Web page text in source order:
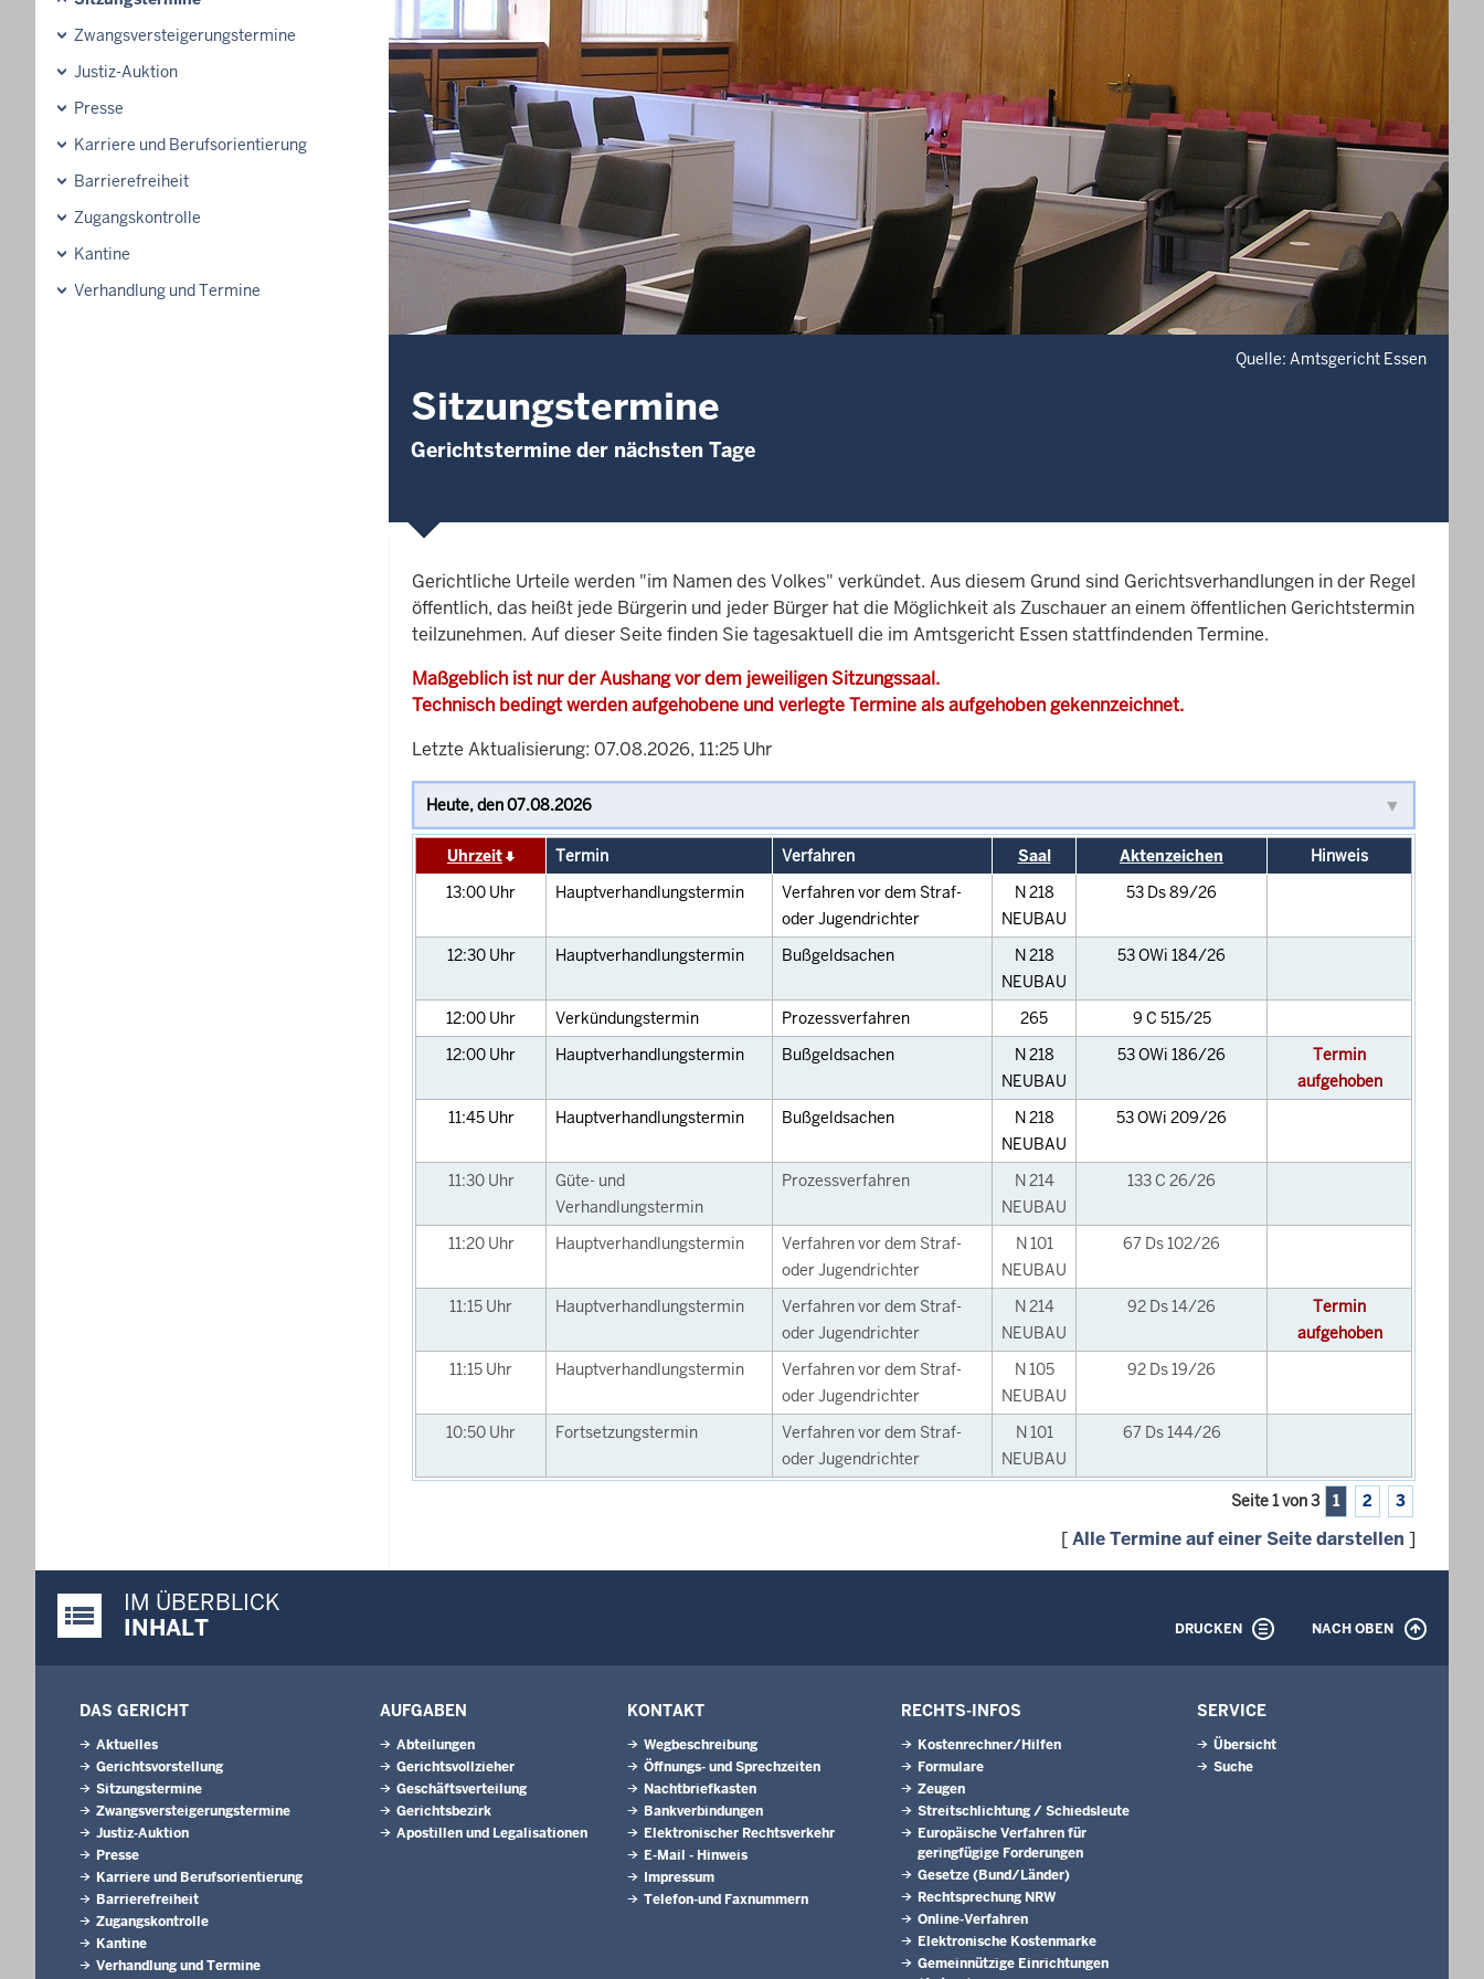
Zwangsversteigerungstermine
Justiz-Auktion
Presse
Karriere und Berufsorientierung
Barrierefreiheit
Zugangskontrolle
Kantine
Verhandlung und Termine
Quelle: Amtsgericht Essen
Sitzungstermine
Gerichtstermine der nächsten Tage
Gerichtliche Urteile werden "im Namen des Volkes" verkündet. Aus diesem Grund sind Gerichtsverhandlungen in der Regel
öffentlich, das heißt jede Bürgerin und jeder Bürger hat die Möglichkeit als Zuschauer an einem öffentlichen Gerichtstermin
teilzunehmen. Auf dieser Seite finden Sie tagesaktuell die im Amtsgericht Essen stattfindenden Termine.
Maßgeblich ist nur der Aushang vor dem jeweiligen Sitzungssaal.
Technisch bedingt werden aufgehobene und verlegte Termine als aufgehoben gekennzeichnet.
Letzte Aktualisierung: 07.08.2026, 11:25 Uhr
Uhrzeit Termin Verfahren Saal Aktenzeichen
Hinweis
13:00 Uhr Hauptverhandlungstermin
Verfahren vor dem Straf-
oder Jugendrichter
N 218
NEUBAU
53 Ds 89/26
12:30 Uhr Hauptverhandlungstermin Bußgeldsachen
N 218
NEUBAU
53 OWi 184/26
12:00 Uhr Verkündungstermin Prozessverfahren 265
9 C 515/25
12:00 Uhr Hauptverhandlungstermin Bußgeldsachen
N 218
NEUBAU
53 OWi 186/26
Termin
aufgehoben
11:45 Uhr Hauptverhandlungstermin Bußgeldsachen
N 218
NEUBAU
53 OWi 209/26
11:30 Uhr
Güte- und
Verhandlungstermin
Prozessverfahren
N 214
NEUBAU
133 C 26/26
11:20 Uhr Hauptverhandlungstermin
Verfahren vor dem Straf-
oder Jugendrichter
N 101
NEUBAU
67 Ds 102/26
11:15 Uhr Hauptverhandlungstermin
Verfahren vor dem Straf-
oder Jugendrichter
N 214
NEUBAU
92 Ds 14/26
Termin
aufgehoben
11:15 Uhr Hauptverhandlungstermin
Verfahren vor dem Straf-
oder Jugendrichter
N 105
NEUBAU
92 Ds 19/26
10:50 Uhr Fortsetzungstermin
Verfahren vor dem Straf-
oder Jugendrichter
N 101
NEUBAU
67 Ds 144/26
Seite 1 von 3 1 2 3
[Alle Termine auf einer Seite darstellen ]
Justiz-Portal im Überblick:
IM ÜBERBLICK
INHALT
DRUCKEN NACH OBEN
DAS GERICHT
Aktuelles
Gerichtsvorstellung
Sitzungstermine
Zwangsversteigerungstermine
Justiz-Auktion
Presse
Karriere und Berufsorientierung
Barrierefreiheit
Zugangskontrolle
Kantine
Verhandlung und Termine
AUFGABEN
Abteilungen
Gerichtsvollzieher
Geschäftsverteilung
Gerichtsbezirk
Apostillen und Legalisationen
KONTAKT
Wegbeschreibung
Öffnungs- und Sprechzeiten
Nachtbriefkasten
Bankverbindungen
Elektronischer Rechtsverkehr
E-Mail - Hinweis
Impressum
Telefon-und Faxnummern
RECHTS-INFOS
Kostenrechner/Hilfen
Formulare
Zeugen
Streitschlichtung / Schiedsleute
Europäische Verfahren für
geringfügige Forderungen
Gesetze (Bund/Länder)
Rechtsprechung NRW
Online-Verfahren
Elektronische Kostenmarke
Gemeinnützige Einrichtungen
SERVICE
Übersicht
Suche